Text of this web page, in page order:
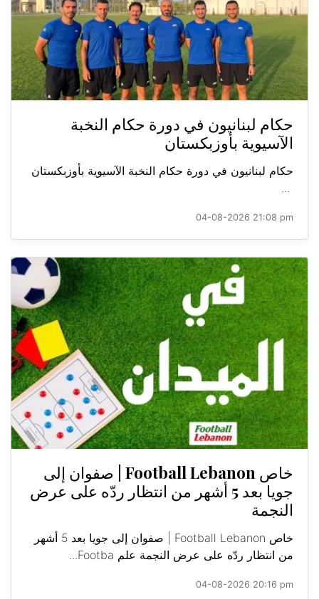
حكام لبنانيون في دورة حكام النخبة
الآسيوية بأوزبكستان
حكام لبنانيون في دورة حكام النخبة الآسيوية بأوزبكستان
...
04-08-2026 21:08 pm
خاص Football Lebanon | صفوان إلى
جويا بعد 5 أشهر من انتظار ردّه على عرض
النجمة
خاص Football Lebanon | صفوان إلى جويا بعد 5 أشهر
من انتظار ردّه على عرض النجمة علم Footba...
04-08-2026 20:16 pm